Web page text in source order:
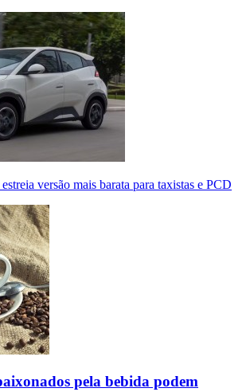
versão mais barata para taxistas e PCD
pela bebida podem